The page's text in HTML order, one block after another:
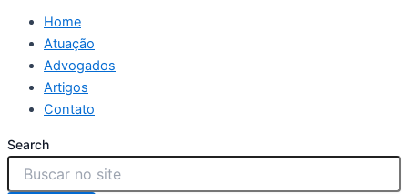
Home
Atuação
Advogados
Artigos
Contato
Search